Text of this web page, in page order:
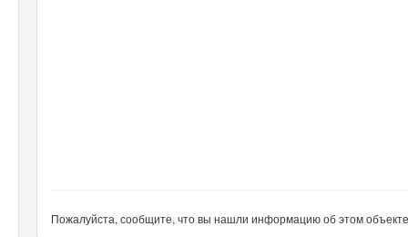
Пожалуйста, сообщите, что вы нашли информацию об этом